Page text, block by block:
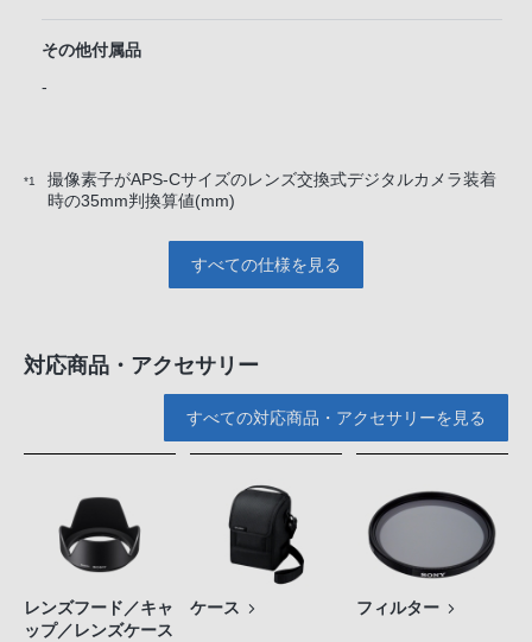
その他付属品
-
*1
撮像素子がAPS-Cサイズのレンズ交換式デジタルカメラ装着
時の35mm判換算値(mm)
すべての仕様を見る
対応商品・アクセサリー
すべての対応商品・アクセサリーを見る
レンズフード／キャ
ップ／レンズケース
ケース フィルター